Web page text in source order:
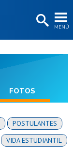
MENÚ
FOTOS
POSTULANTES
VIDA ESTUDIANTIL